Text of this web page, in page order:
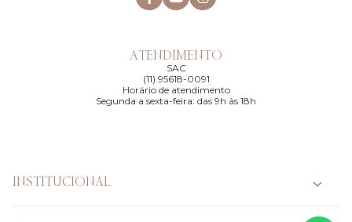
ATENDIMENTO
SAC
(11) 95618-0091
Horário de atendimento
Segunda a sexta-feira: das 9h às 18h
INSTITUCIONAL